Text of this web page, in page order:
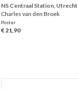
NS Centraal Station, Utrecht
Charles van den Broek
Poster
€ 21,90